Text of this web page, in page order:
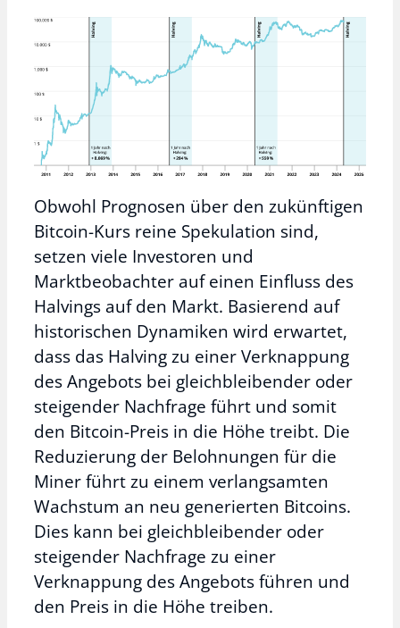
Obwohl Prognosen über den zukünftigen
Bitcoin-Kurs reine Spekulation sind,
setzen viele Investoren und
Marktbeobachter auf einen Einfluss des
Halvings auf den Markt. Basierend auf
historischen Dynamiken wird erwartet,
dass das Halving zu einer Verknappung
des Angebots bei gleichbleibender oder
steigender Nachfrage führt und somit
den Bitcoin-Preis in die Höhe treibt. Die
Reduzierung der Belohnungen für die
Miner führt zu einem verlangsamten
Wachstum an neu generierten Bitcoins.
Dies kann bei gleichbleibender oder
steigender Nachfrage zu einer
Verknappung des Angebots führen und
den Preis in die Höhe treiben.